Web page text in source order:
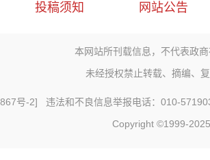
投稿须知 网站公告
本网站所刊载信息，不代表政
未经授权禁止转载、摘编、
号-2] 违法和不良信息举报电话：010-
Copyright ©1999-